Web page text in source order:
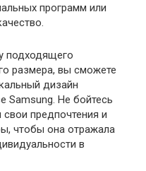
программ или
подходящего
размера, вы сможете
дизайн
Samsung. Не бойтесь
предпочтения и
чтобы она отражала
в